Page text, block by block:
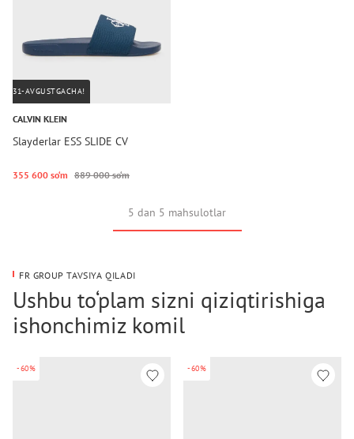
31-AVGUSTGACHA!
CALVIN KLEIN
Slayderlar ESS SLIDE CV
355 600 so‘m 889 000 so‘m
5 dan 5 mahsulotlar
FR GROUP TAVSIYA QILADI
Ushbu to‘plam sizni qiziqtirishiga
ishonchimiz komil
-60% -60%